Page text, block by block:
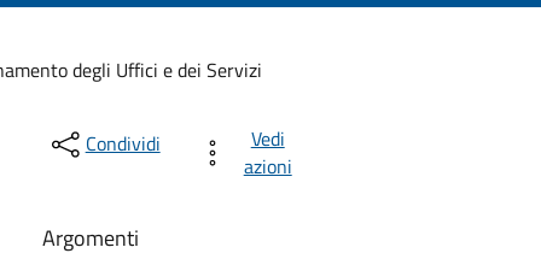
degli Uffici e dei Servizi
Condividi
Vedi
azioni
Argomenti